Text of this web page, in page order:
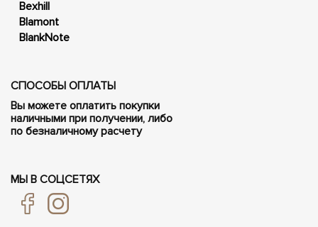
Bexhill
Blamont
BlankNote
СПОСОБЫ ОПЛАТЫ
Вы можете оплатить покупки
наличными при получении, либо
по безналичному расчету
МЫ В СОЦСЕТЯХ